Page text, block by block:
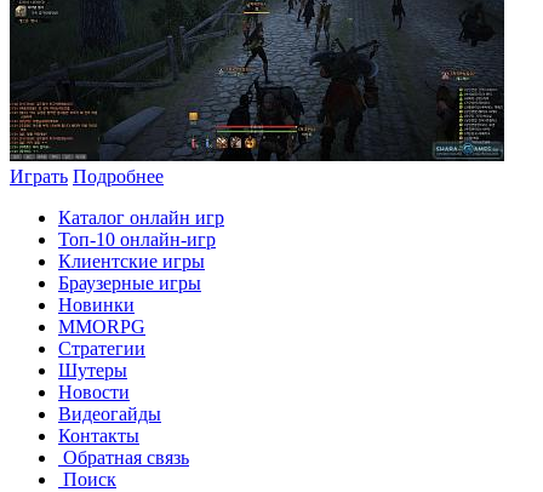
Играть Подробнее
Каталог онлайн игр
Топ-10 онлайн-игр
Клиентские игры
Браузерные игры
Новинки
MMORPG
Стратегии
Шутеры
Новости
Видеогайды
Контакты
Обратная связь
Поиск